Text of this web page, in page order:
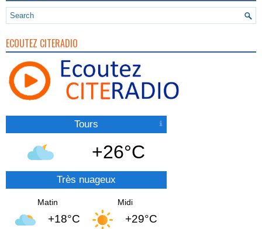
ECOUTEZ CITERADIO
Tours
+26°C
Très nuageux
Matin
+18°C
Midi
+29°C